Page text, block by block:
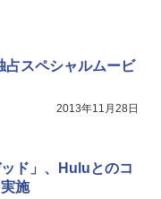
占スペシャルムービ
2013年11月28日
ド」、Huluとのコ
施